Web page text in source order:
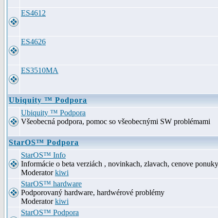
ES4612
ES4626
ES3510MA
Ubiquity ™ Podpora
Ubiquity ™ Podpora
Všeobecná podpora, pomoc so všeobecnými SW problémami
StarOS™ Podpora
StarOS™ Info
Informácie o beta verziách , novinkach, zlavach, cenove ponuky
Moderatorkiwi
StarOS™ hardware
Podporovaný hardware, hardwérové problémy
Moderatorkiwi
StarOS™ Podpora